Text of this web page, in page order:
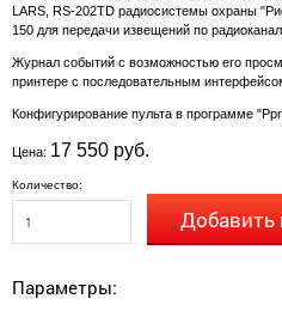
LARS, RS-202TD радиосистемы охраны
150 для передачи извещений по
Журнал событий с возможностью его
принтере с последовательным
Конфигурирование пульта в программе
Цена: 17 550 руб.
Количество:
Добавить
Параметры: